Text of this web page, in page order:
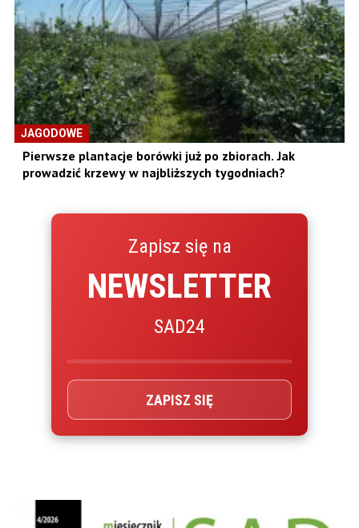
JAGODOWE
Pierwsze plantacje borówki już po zbiorach. Jak
prowadzić krzewy w najbliższych tygodniach?
Zapisz się na
NEWSLETTER
SAD24
ZAPISZ SIĘ